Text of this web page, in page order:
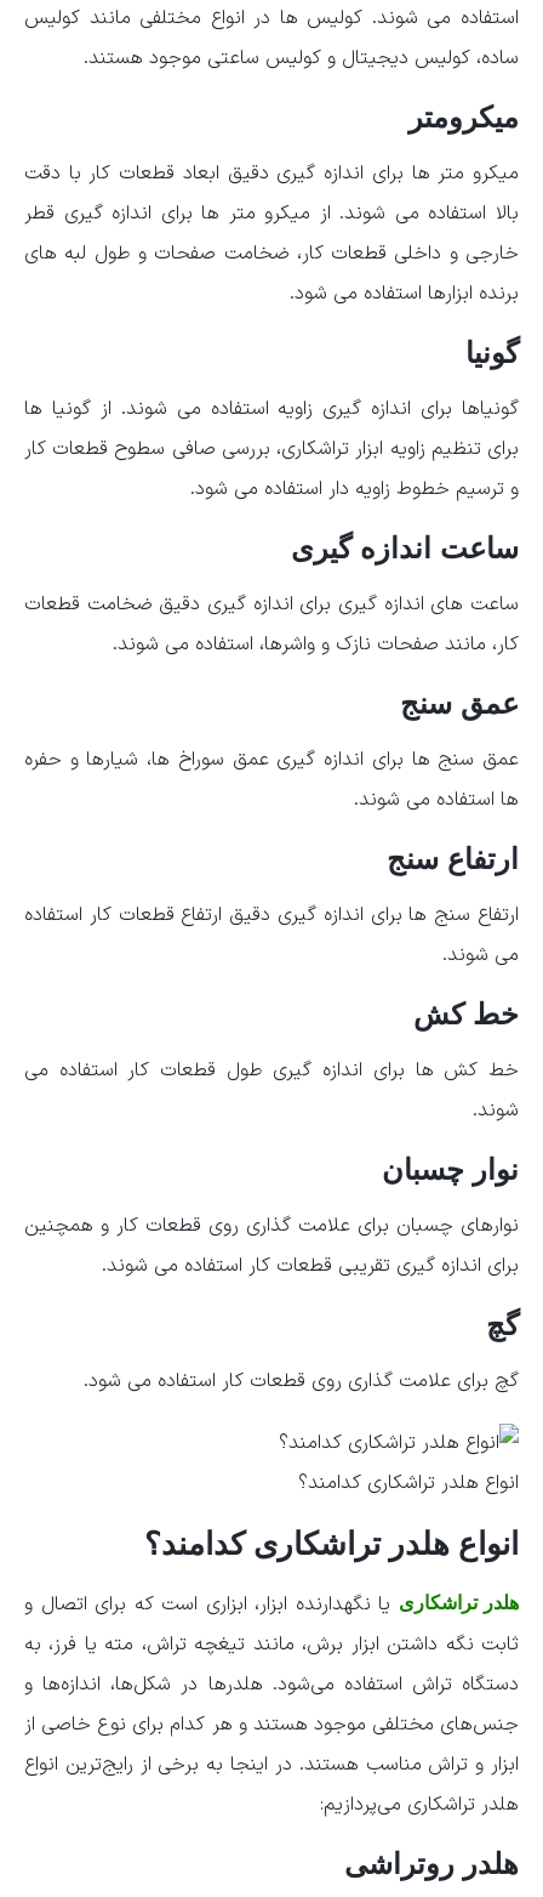
استفاده می شوند. کولیس ها در انواع مختلفی مانند کولیس
ساده، کولیس دیجیتال و کولیس ساعتی موجود هستند.
میکرومتر
میکرو متر ها برای اندازه گیری دقیق ابعاد قطعات کار با دقت
بالا استفاده می شوند. از میکرو متر ها برای اندازه گیری قطر
خارجی و داخلی قطعات کار، ضخامت صفحات و طول لبه های
برنده ابزارها استفاده می شود.
گونیا
گونیاها برای اندازه گیری زاویه استفاده می شوند. از گونیا ها
برای تنظیم زاویه ابزار تراشکاری، بررسی صافی سطوح قطعات کار
و ترسیم خطوط زاویه دار استفاده می شود.
ساعت اندازه گیری
ساعت های اندازه گیری برای اندازه گیری دقیق ضخامت قطعات
کار، مانند صفحات نازک و واشرها، استفاده می شوند.
عمق سنج
عمق سنج ها برای اندازه گیری عمق سوراخ ها، شیارها و حفره
ها استفاده می شوند.
ارتفاع سنج
ارتفاع سنج ها برای اندازه گیری دقیق ارتفاع قطعات کار استفاده
می شوند.
خط کش
خط کش ها برای اندازه گیری طول قطعات کار استفاده می
شوند.
نوار چسبان
نوارهای چسبان برای علامت گذاری روی قطعات کار و همچنین
برای اندازه گیری تقریبی قطعات کار استفاده می شوند.
گچ
گچ برای علامت گذاری روی قطعات کار استفاده می شود.
انواع هلدر تراشکاری کدامند؟
انواع هلدر تراشکاری کدامند؟
هلدر تراشکاری یا نگهدارنده ابزار، ابزاری است که برای اتصال و
ثابت نگه داشتن ابزار برش، مانند تیغچه تراش، مته یا فرز، به
دستگاه تراش استفاده می‌شود. هلدرها در شکل‌ها، اندازه‌ها و
جنس‌های مختلفی موجود هستند و هر کدام برای نوع خاصی از
ابزار و تراش مناسب هستند. در اینجا به برخی از رایج‌ترین انواع
هلدر تراشکاری می‌پردازیم:
هلدر روتراشی